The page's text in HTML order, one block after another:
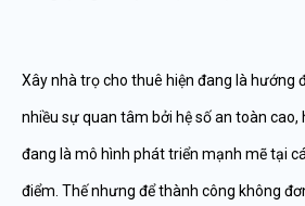
Xây nhà trọ cho thuê hiện đang là hướng
nhiều sự quan tâm bởi hệ số an toàn cao,
đang là mô hình phát triển mạnh mẽ tại
điểm. Thế nhưng để thành công không